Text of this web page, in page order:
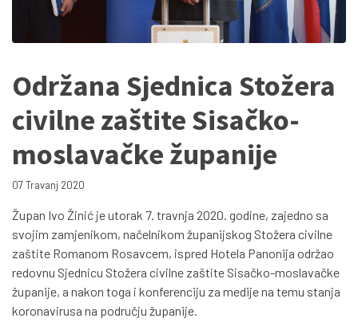
Održana Sjednica Stožera
civilne zaštite Sisačko-
moslavačke županije
07 Travanj 2020
Župan Ivo Žinić je utorak 7. travnja 2020. godine, zajedno sa
svojim zamjenikom, načelnikom županijskog Stožera civilne
zaštite Romanom Rosavcem, ispred Hotela Panonija održao
redovnu Sjednicu Stožera civilne zaštite Sisačko-moslavačke
županije, a nakon toga i konferenciju za medije na temu stanja
koronavirusa na području županije.